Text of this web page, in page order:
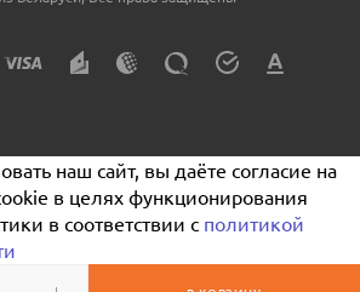
наш сайт, вы даёте согласие на
в целях функционирования
в соответствии с политикой